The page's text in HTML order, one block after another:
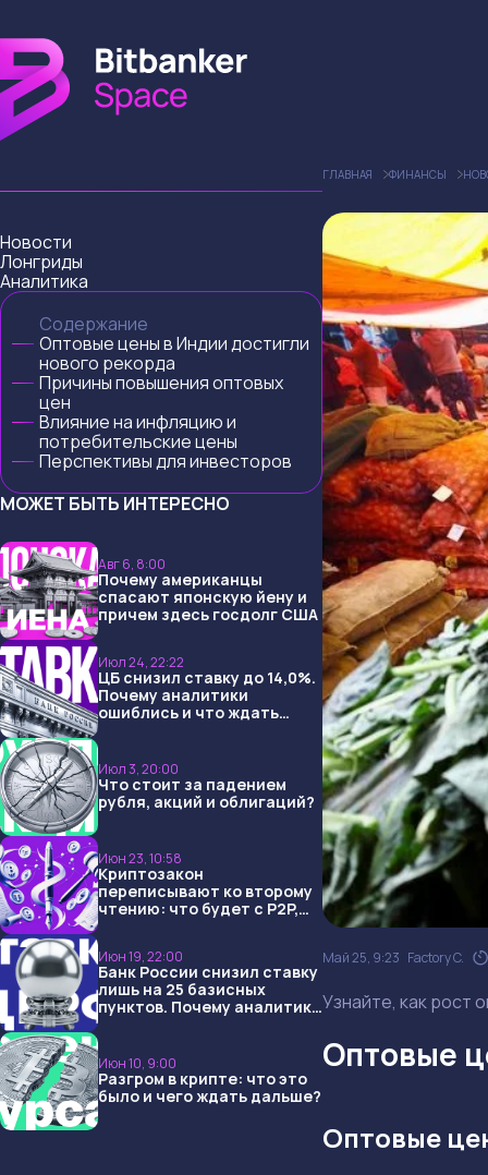
Новости
Лонгриды
Аналитика
Содержание
Оптовые цены в Индии достигли
нового рекорда
Причины повышения оптовых
цен
Влияние на инфляцию и
потребительские цены
Перспективы для инвесторов
МОЖЕТ БЫТЬ ИНТЕРЕСНО
Авг 6, 8:00
Почему американцы
спасают японскую йену и
причем здесь госдолг США
Июл 24, 22:22
ЦБ снизил ставку до 14,0%.
Почему аналитики
ошиблись и что ждать
Июл 3, 20:00
Что стоит за падением
рубля, акций и облигаций?
Июн 23, 10:58
Криптозакон
переписывают ко второму
чтению: что будет с P2P,
Июн 19, 22:00
Банк России снизил ставку
лишь на 25 базисных
пунктов. Почему аналитики
Июн 10, 9:00
Разгром в крипте: что это
было и чего ждать дальше?
ГЛАВНАЯ ФИНАНСЫ
Май 25, 9:23 Factory C.
Узнайте, как рост
Оптовые
Оптовые